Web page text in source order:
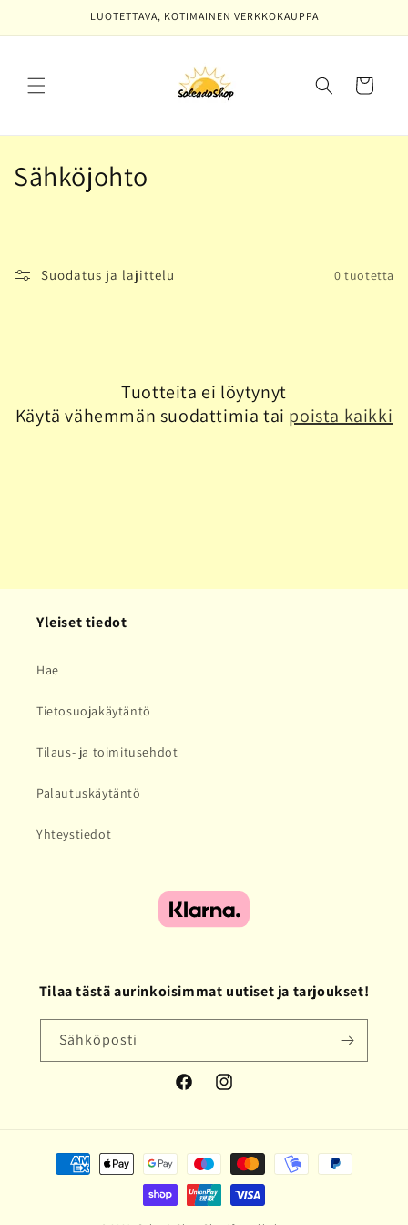
sisältöön
LUOTETTAVA, KOTIMAINEN VERKKOKAUPPA
Ostoskori
K
o
a
Sähköjohto
Suodatus ja lajittelu 0 tuotetta
Tuotteita ei löytynyt
Käytä vähemmän suodattimia tai poista kaikki
Yleiset tiedot
Hae
Tietosuojakäytäntö
Tilaus- ja toimitusehdot
Palautuskäytäntö
Yhteystiedot
Tilaa tästä aurinkoisimmat uutiset ja tarjoukset!
Sähköposti
FacebookInstagram
Maksutavat